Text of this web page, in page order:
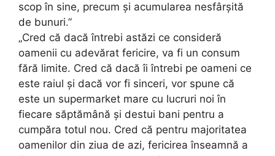
scop în sine, precum și acumularea nesfârșită
de bunuri.”
„Cred că dacă întrebi astăzi ce consideră
oamenii cu adevărat fericire, va fi un consum
fără limite. Cred că dacă îi întrebi pe oameni ce
este raiul și dacă vor fi sinceri, vor spune că
este un supermarket mare cu lucruri noi în
fiecare săptămână și destui bani pentru a
cumpăra totul nou. Cred că pentru majoritatea
oamenilor din ziua de azi, fericirea înseamnă a